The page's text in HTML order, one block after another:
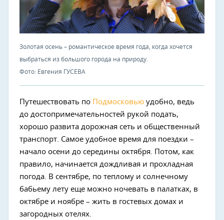
Золотая осень – романтическое время года, когда хочется
выбраться из большого города на природу.
Фото: Евгения ГУСЕВА
Путешествовать по Подмосковью удобно, ведь
до достопримечательностей рукой подать,
хорошо развита дорожная сеть и общественный
транспорт. Самое удобное время для поездки –
начало осени до середины октября. Потом, как
правило, начинается дождливая и прохладная
погода. В сентябре, по теплому и солнечному
бабьему лету еще можно ночевать в палатках, в
октябре и ноябре – жить в гостевых домах и
загородных отелях.